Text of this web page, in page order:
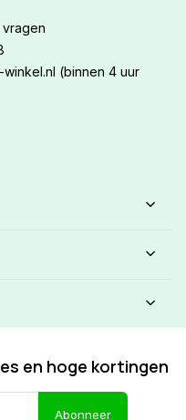
(binnen 4 uur
en hoge kortingen
Abonneer